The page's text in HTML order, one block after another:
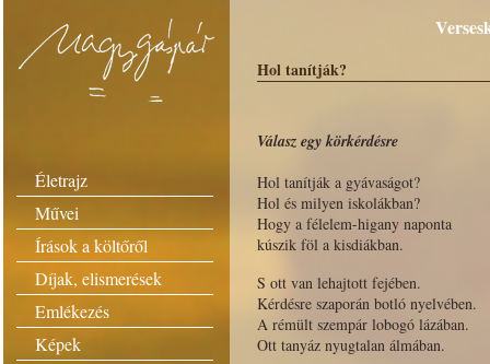
Életrajz
Művei
Írások a költőről
Díjak, elismerések
Emlékezés
Képek
Hol tanítják?
Válasz egy körkérdésre
Hol tanítják a gyávaságot?
Hol és milyen iskolákban?
Hogy a félelem-higany naponta
kúszik föl a kisdiákban.
S ott van lehajtott fejében.
Kérdésre szaporán botló nyelvében.
A rémült szempár lobogó lázában.
Ott tanyáz nyugtalan álmában.